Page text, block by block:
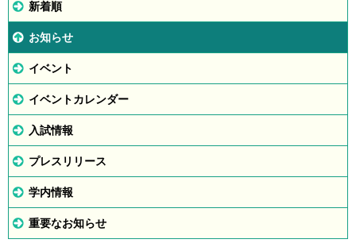
新着順
お知らせ
イベント
イベントカレンダー
入試情報
プレスリリース
学内情報
重要なお知らせ